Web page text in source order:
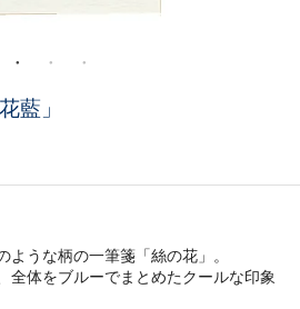
藍」
ような柄の一筆箋「絲の花」。
全体をブルーでまとめたクールな印象